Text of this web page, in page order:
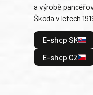
a výrobě
Škoda v letech
E-shop SK
E-shop CZ